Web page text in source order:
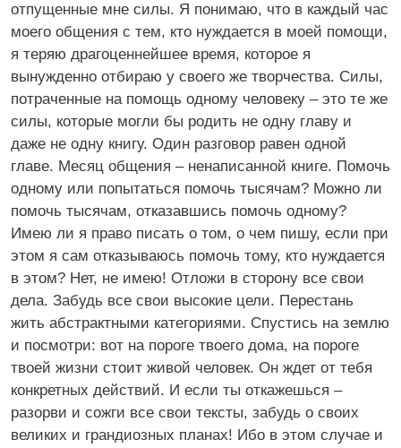
отпущенные мне силы. Я понимаю, что в каждый час
моего общения с тем, кто нуждается в моей помощи,
я теряю драгоценнейшее время, которое я
вынужденно отбираю у своего же творчества. Силы,
потраченные на помощь одному человеку – это те же
силы, которые могли бы родить не одну главу и
даже не одну книгу. Один разговор равен одной
главе. Месяц общения – ненаписанной книге. Помочь
одному или попытаться помочь тысячам? Можно ли
помочь тысячам, отказавшись помочь одному?
Имею ли я право писать о том, о чем пишу, если при
этом я сам отказываюсь помочь тому, кто нуждается
в этом? Нет, не имею! Отложи в сторону все свои
дела. Забудь все свои высокие цели. Перестань
жить абстрактными категориями. Спустись на землю
и посмотри: вот на пороге твоего дома, на пороге
твоей жизни стоит живой человек. Он ждет от тебя
конкретных действий. И если ты откажешься –
разорви и сожги все свои тексты, забудь о своих
великих и грандиозных планах! Ибо в этом случае и